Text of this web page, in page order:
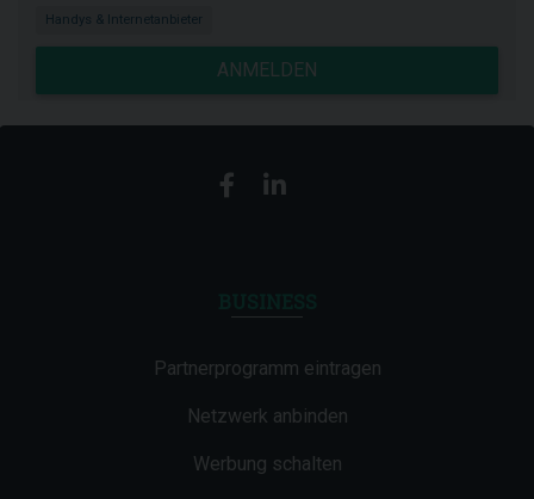
Handys & Internetanbieter
ANMELDEN
Partnerprogramm eintragen
Netzwerk anbinden
Werbung schalten